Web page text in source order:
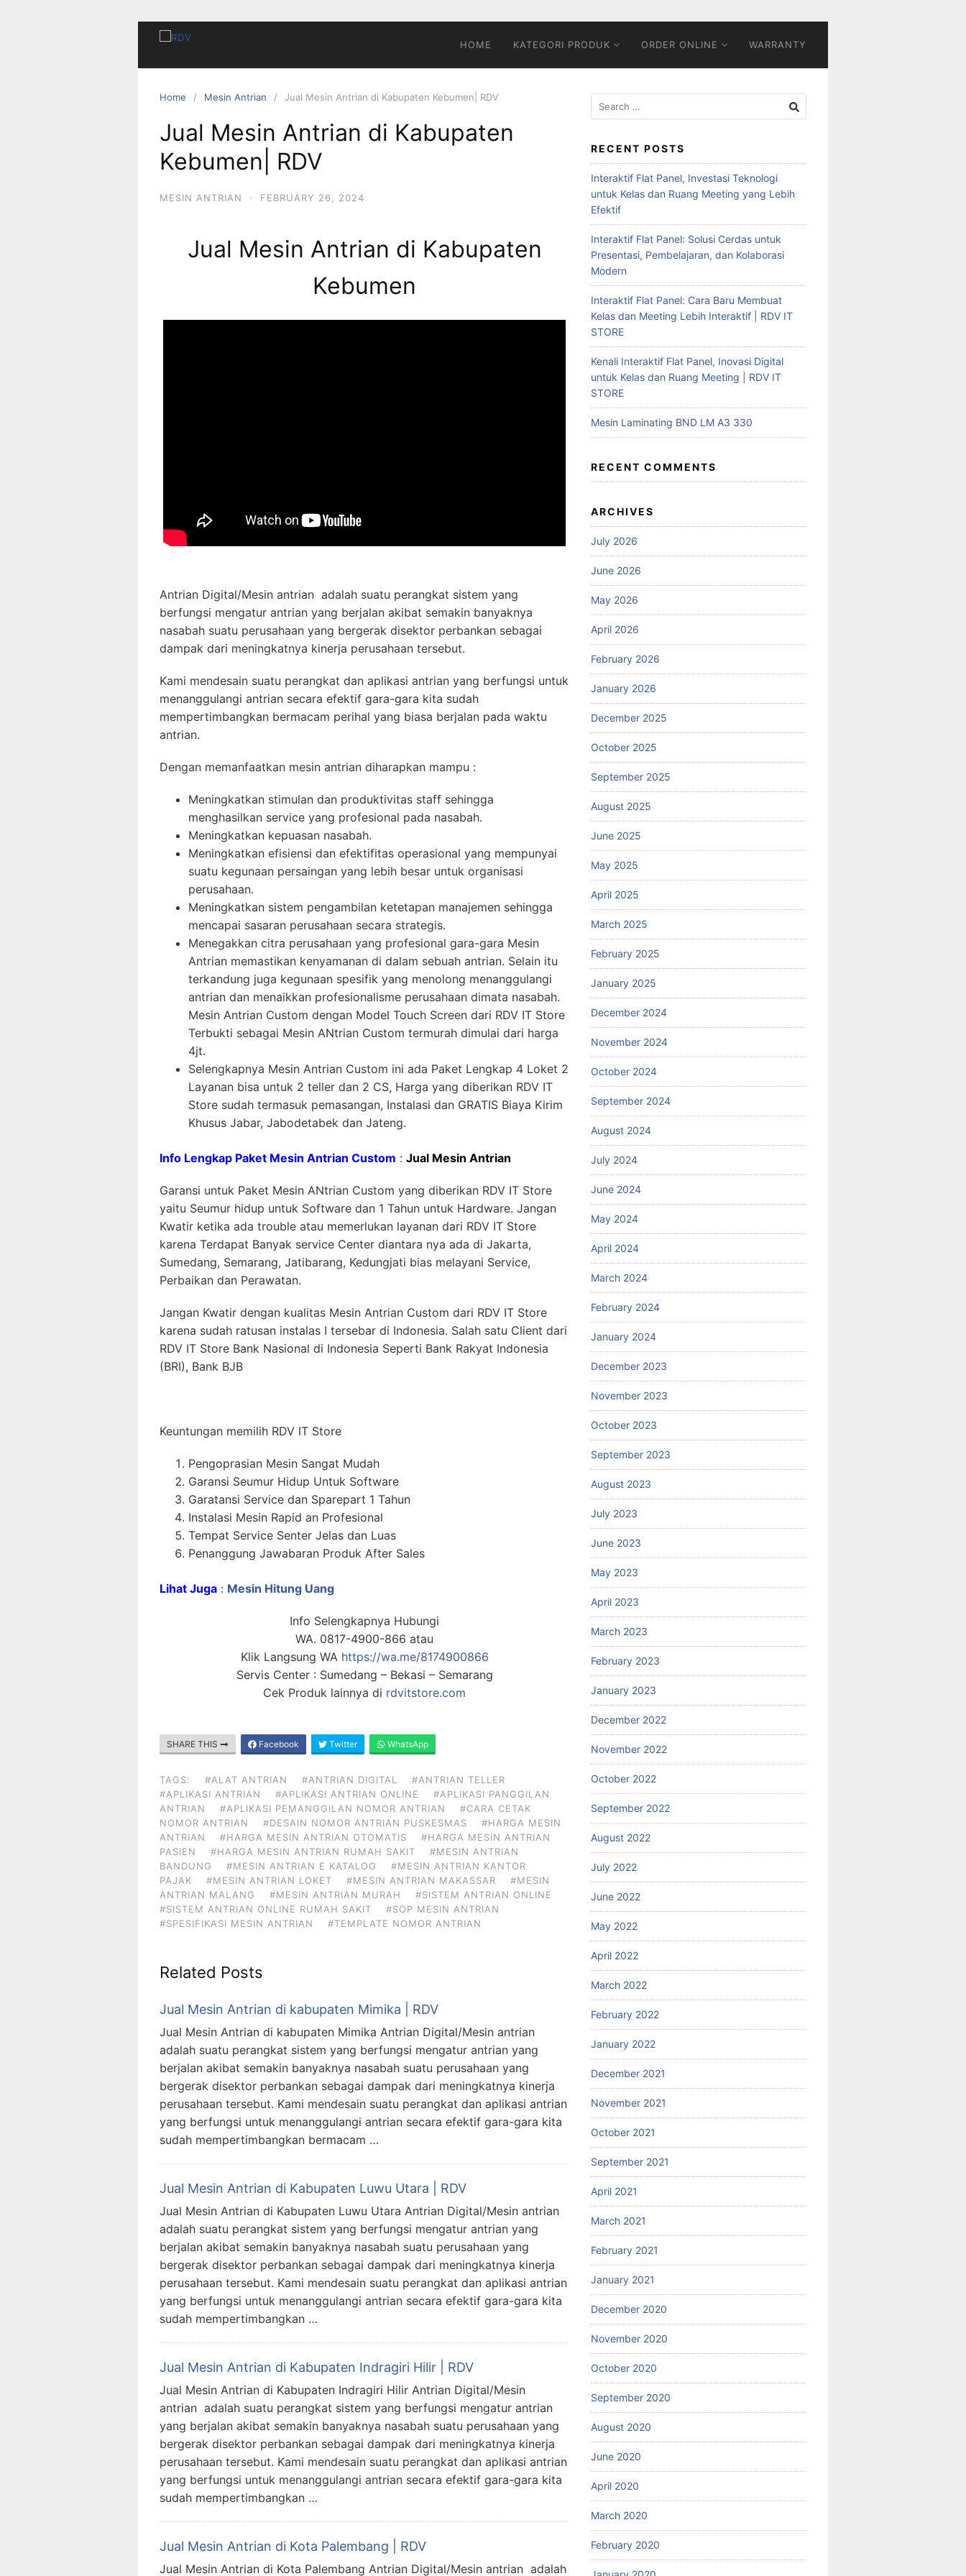
HOME KATEGORI PRODUK ORDER ONLINE WARRANTY
Home Mesin Antrian Jual Mesin Antrian di Kabupaten Kebumen| RDV
Jual Mesin Antrian di Kabupaten
Kebumen| RDV
MESIN ANTRIAN · FEBRUARY 26, 2024
Jual Mesin Antrian di Kabupaten
Kebumen
Antrian Digital/Mesin antrian adalah suatu perangkat sistem yang
berfungsi mengatur antrian yang berjalan akibat semakin banyaknya
nasabah suatu perusahaan yang bergerak disektor perbankan sebagai
dampak dari meningkatnya kinerja perusahaan tersebut.
Kami mendesain suatu perangkat dan aplikasi antrian yang berfungsi untuk
menanggulangi antrian secara efektif gara-gara kita sudah
mempertimbangkan bermacam perihal yang biasa berjalan pada waktu
antrian.
Dengan memanfaatkan mesin antrian diharapkan mampu :
Meningkatkan stimulan dan produktivitas staff sehingga
menghasilkan service yang profesional pada nasabah.
Meningkatkan kepuasan nasabah.
Meningkatkan efisiensi dan efektifitas operasional yang mempunyai
suatu kegunaan persaingan yang lebih besar untuk organisasi
perusahaan.
Meningkatkan sistem pengambilan ketetapan manajemen sehingga
mencapai sasaran perusahaan secara strategis.
Menegakkan citra perusahaan yang profesional gara-gara Mesin
Antrian memastikan kenyamanan di dalam sebuah antrian. Selain itu
terkandung juga kegunaan spesifik yang menolong menanggulangi
antrian dan menaikkan profesionalisme perusahaan dimata nasabah.
Mesin Antrian Custom dengan Model Touch Screen dari RDV IT Store
Terbukti sebagai Mesin ANtrian Custom termurah dimulai dari harga
4jt.
Selengkapnya Mesin Antrian Custom ini ada Paket Lengkap 4 Loket 2
Layanan bisa untuk 2 teller dan 2 CS, Harga yang diberikan RDV IT
Store sudah termasuk pemasangan, Instalasi dan GRATIS Biaya Kirim
Khusus Jabar, Jabodetabek dan Jateng.
Info Lengkap Paket Mesin Antrian Custom : Jual Mesin Antrian
Garansi untuk Paket Mesin ANtrian Custom yang diberikan RDV IT Store
yaitu Seumur hidup untuk Software dan 1 Tahun untuk Hardware. Jangan
Kwatir ketika ada trouble atau memerlukan layanan dari RDV IT Store
karena Terdapat Banyak service Center diantara nya ada di Jakarta,
Sumedang, Semarang, Jatibarang, Kedungjati bias melayani Service,
Perbaikan dan Perawatan.
Jangan Kwatir dengan kualitas Mesin Antrian Custom dari RDV IT Store
karena sudah ratusan instalas I tersebar di Indonesia. Salah satu Client dari
RDV IT Store Bank Nasional di Indonesia Seperti Bank Rakyat Indonesia
(BRI), Bank BJB
Keuntungan memilih RDV IT Store
Pengoprasian Mesin Sangat Mudah
Garansi Seumur Hidup Untuk Software
Garatansi Service dan Sparepart 1 Tahun
Instalasi Mesin Rapid an Profesional
Tempat Service Senter Jelas dan Luas
Penanggung Jawabaran Produk After Sales
Lihat Juga : Mesin Hitung Uang
Info Selengkapnya Hubungi
WA. 0817-4900-866 atau
Klik Langsung WA https://wa.me/8174900866
Servis Center : Sumedang – Bekasi – Semarang
Cek Produk lainnya di rdvitstore.com
SHARE THIS Facebook Twitter WhatsApp
TAGS: #ALAT ANTRIAN #ANTRIAN DIGITAL
#ANTRIAN TELLER
#APLIKASI ANTRIAN
#APLIKASI ANTRIAN ONLINE
#APLIKASI PANGGILAN
ANTRIAN
#APLIKASI PEMANGGILAN NOMOR ANTRIAN
#CARA CETAK
NOMOR ANTRIAN
#DESAIN NOMOR ANTRIAN PUSKESMAS
#HARGA MESIN
ANTRIAN
#HARGA MESIN ANTRIAN OTOMATIS
#HARGA MESIN ANTRIAN
PASIEN
#HARGA MESIN ANTRIAN RUMAH SAKIT
#MESIN ANTRIAN
BANDUNG
#MESIN ANTRIAN E KATALOG
#MESIN ANTRIAN KANTOR
PAJAK
#MESIN ANTRIAN LOKET #MESIN ANTRIAN MAKASSAR
#MESIN
ANTRIAN MALANG
#MESIN ANTRIAN MURAH
#SISTEM ANTRIAN ONLINE
#SISTEM ANTRIAN ONLINE RUMAH SAKIT
#SOP MESIN ANTRIAN
#SPESIFIKASI MESIN ANTRIAN
#TEMPLATE NOMOR ANTRIAN
Related Posts
Jual Mesin Antrian di kabupaten Mimika | RDV
Jual Mesin Antrian di kabupaten Mimika Antrian Digital/Mesin antrian
adalah suatu perangkat sistem yang berfungsi mengatur antrian yang
berjalan akibat semakin banyaknya nasabah suatu perusahaan yang
bergerak disektor perbankan sebagai dampak dari meningkatnya kinerja
perusahaan tersebut. Kami mendesain suatu perangkat dan aplikasi antrian
yang berfungsi untuk menanggulangi antrian secara efektif gara-gara kita
sudah mempertimbangkan bermacam …
Jual Mesin Antrian di Kabupaten Luwu Utara | RDV
Jual Mesin Antrian di Kabupaten Luwu Utara Antrian Digital/Mesin antrian
adalah suatu perangkat sistem yang berfungsi mengatur antrian yang
berjalan akibat semakin banyaknya nasabah suatu perusahaan yang
bergerak disektor perbankan sebagai dampak dari meningkatnya kinerja
perusahaan tersebut. Kami mendesain suatu perangkat dan aplikasi antrian
yang berfungsi untuk menanggulangi antrian secara efektif gara-gara kita
sudah mempertimbangkan …
Jual Mesin Antrian di Kabupaten Indragiri Hilir | RDV
Jual Mesin Antrian di Kabupaten Indragiri Hilir Antrian Digital/Mesin
antrian adalah suatu perangkat sistem yang berfungsi mengatur antrian
yang berjalan akibat semakin banyaknya nasabah suatu perusahaan yang
bergerak disektor perbankan sebagai dampak dari meningkatnya kinerja
perusahaan tersebut. Kami mendesain suatu perangkat dan aplikasi antrian
yang berfungsi untuk menanggulangi antrian secara efektif gara-gara kita
sudah mempertimbangkan …
Jual Mesin Antrian di Kota Palembang | RDV
Jual Mesin Antrian di Kota Palembang Antrian Digital/Mesin antrian adalah
RECENT POSTS
Interaktif Flat Panel, Investasi Teknologi
untuk Kelas dan Ruang Meeting yang Lebih
Efektif
Interaktif Flat Panel: Solusi Cerdas untuk
Presentasi, Pembelajaran, dan Kolaborasi
Modern
Interaktif Flat Panel: Cara Baru Membuat
Kelas dan Meeting Lebih Interaktif | RDV IT
STORE
Kenali Interaktif Flat Panel, Inovasi Digital
untuk Kelas dan Ruang Meeting | RDV IT
STORE
Mesin Laminating BND LM A3 330
RECENT COMMENTS
ARCHIVES
July 2026
June 2026
May 2026
April 2026
February 2026
January 2026
December 2025
October 2025
September 2025
August 2025
June 2025
May 2025
April 2025
March 2025
February 2025
January 2025
December 2024
November 2024
October 2024
September 2024
August 2024
July 2024
June 2024
May 2024
April 2024
March 2024
February 2024
January 2024
December 2023
November 2023
October 2023
September 2023
August 2023
July 2023
June 2023
May 2023
April 2023
March 2023
February 2023
January 2023
December 2022
November 2022
October 2022
September 2022
August 2022
July 2022
June 2022
May 2022
April 2022
March 2022
February 2022
January 2022
December 2021
November 2021
October 2021
September 2021
April 2021
March 2021
February 2021
January 2021
December 2020
November 2020
October 2020
September 2020
August 2020
June 2020
April 2020
March 2020
February 2020